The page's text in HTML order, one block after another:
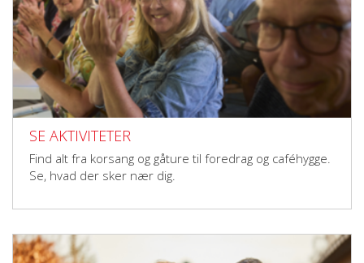
SE AKTIVITETER
Find alt fra korsang og gåture til foredrag og caféhygge.
Se, hvad der sker nær dig.